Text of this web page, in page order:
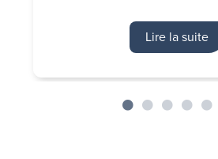
Lire la suite